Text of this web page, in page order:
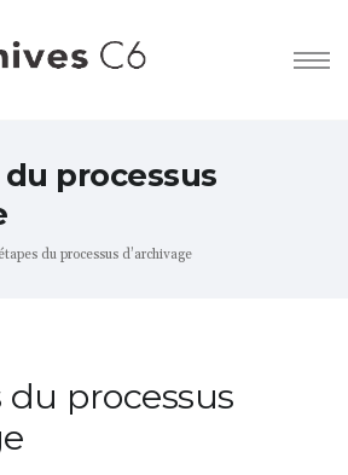
processus
du processus d’archivage
du processus